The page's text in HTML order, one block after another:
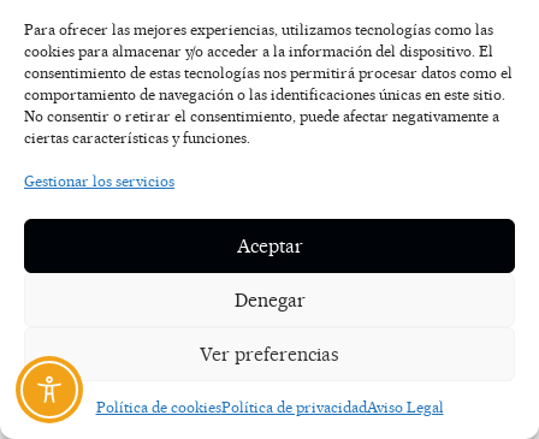
Para ofrecer las mejores experiencias, utilizamos tecnologías como las
cookies para almacenar y/o acceder a la información del dispositivo. El
consentimiento de estas tecnologías nos permitirá procesar datos como el
comportamiento de navegación o las identificaciones únicas en este sitio.
No consentir o retirar el consentimiento, puede afectar negativamente a
ciertas características y funciones.
Gestionar los servicios
Aceptar
Denegar
Ver preferencias
Política de cookiesPolítica de privacidadAviso Legal
el
Parque
Nacional
Armando
Bermúdez
Parque
José
y
se